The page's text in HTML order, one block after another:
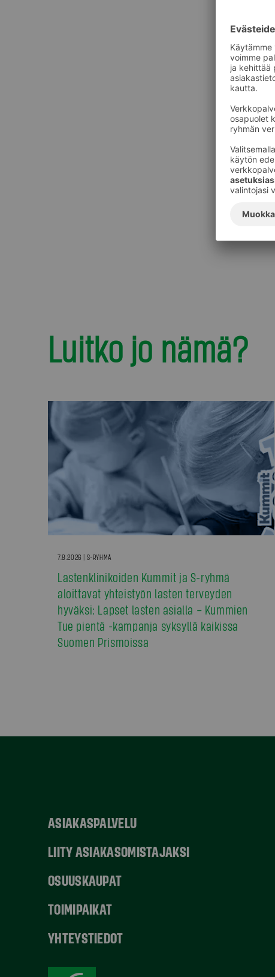
Luitko jo nämä?
7.8.2026 | S-RYHMÄ
Lastenklinikoiden Kummit ja S-ryhmä
aloittavat yhteistyön lasten terveyden
hyväksi: Lapset lasten asialla – Kummien
Tue pientä -kampanja syksyllä kaikissa
Suomen Prismoissa
ASIAKASPALVELU
LIITY ASIAKASOMISTAJAKSI
OSUUSKAUPAT
TOIMIPAIKAT
YHTEYSTIEDOT